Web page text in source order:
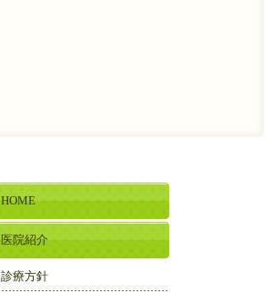
HOME
医院紹介
診療方針